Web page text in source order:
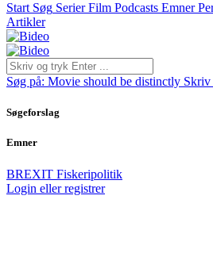
Start Søg Serier Film Podcasts Emner
Artikler
Søg på: Movie should be distinctly Skriv
Søgeforslag
Emner
BREXIT Fiskeripolitik
Login eller registrer